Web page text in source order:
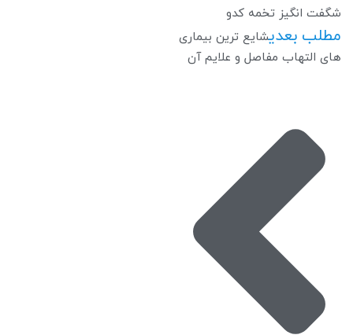
شگفت انگیز تخمه کدو
مطلب بعدیشایع ترین بیماری
های التهاب مفاصل و علایم آن